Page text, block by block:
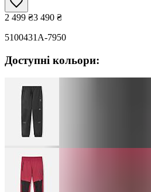
2 499 ₴3 490 ₴
5100431A-7950
Доступні кольори: